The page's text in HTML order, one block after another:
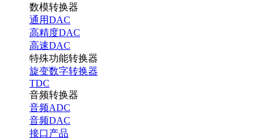
数模转换器
通用DAC
高精度DAC
高速DAC
特殊功能转换器
旋变数字转换器
TDC
音频转换器
音频ADC
音频DAC
接口产品